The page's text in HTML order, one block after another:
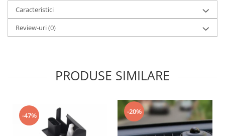
Produse de Vara
Blog
Caracteristici
Review-uri(0)
PRODUSE SIMILARE
-47% -20%